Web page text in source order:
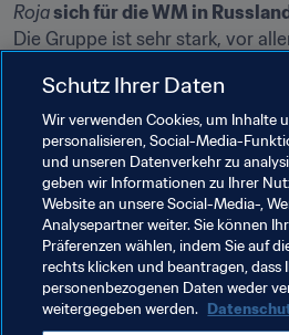
Roja sich für die WM in
Die Gruppe ist sehr stark, vor
auch wirklich gut. Daher steht
die Israelis ein ganz wichtiges
ein gutes Ergebnis erzielen. Die
Ende hart umkämpft sein. Bei
müssen 'von Spiel zu Spiel'
alles passieren kann und können
leisten.
Verwandte Themen
Schutz Ihrer Daten
Wir verwenden Cookies, um Inhalte
personalisieren, Social-Media-
und unseren Datenverkehr zu
geben wir Informationen zu Ihrer
Website an unsere Social-Media-,
Analysepartner weiter. Sie können
Präferenzen wählen, indem Sie auf
rechts klicken und beantragen, dass
personenbezogenen Daten weder
weitergegeben werden.